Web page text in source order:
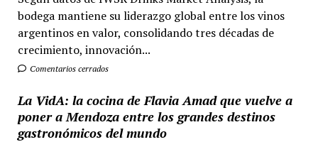
bodega mantiene su liderazgo global entre los vinos
argentinos en valor, consolidando tres décadas de
crecimiento, innovación...
Comentarios cerrados
La VidA: la cocina de Flavia Amad que vuelve a
poner a Mendoza entre los grandes destinos
gastronómicos del mundo